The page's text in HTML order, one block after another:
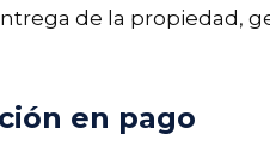
de la propiedad,
en pago